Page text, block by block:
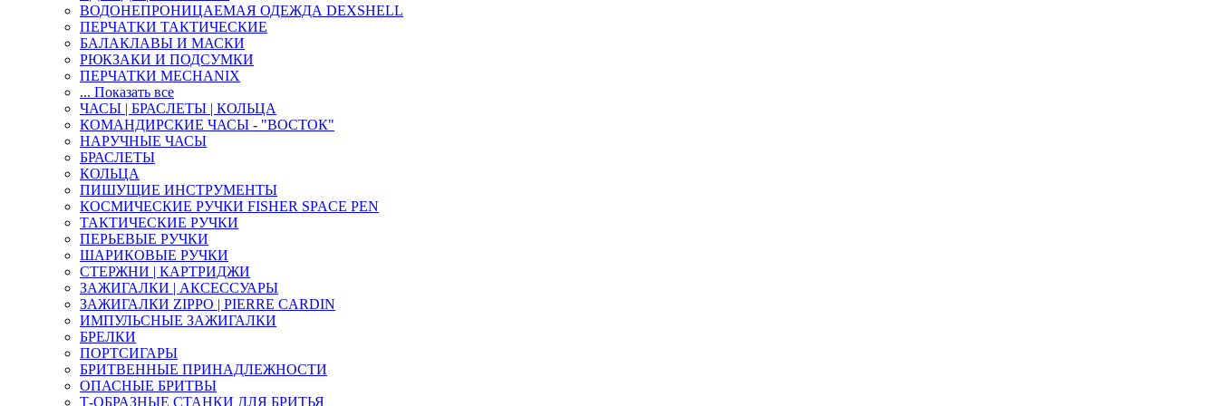
ВОДОНЕПРОНИЦАЕМАЯ ОДЕЖДА DEXSHELL
ПЕРЧАТКИ ТАКТИЧЕСКИЕ
БАЛАКЛАВЫ И МАСКИ
РЮКЗАКИ И ПОДСУМКИ
ПЕРЧАТКИ MECHANIX
... Показать все
ЧАСЫ | БРАСЛЕТЫ | КОЛЬЦА
КОМАНДИРСКИЕ ЧАСЫ - "ВОСТОК"
НАРУЧНЫЕ ЧАСЫ
БРАСЛЕТЫ
КОЛЬЦА
ПИШУЩИЕ ИНСТРУМЕНТЫ
КОСМИЧЕСКИЕ РУЧКИ FISHER SPACE PEN
ТАКТИЧЕСКИЕ РУЧКИ
ПЕРЬЕВЫЕ РУЧКИ
ШАРИКОВЫЕ РУЧКИ
СТЕРЖНИ | КАРТРИДЖИ
ЗАЖИГАЛКИ | АКСЕССУАРЫ
ЗАЖИГАЛКИ ZIPPO | PIERRE CARDIN
ИМПУЛЬСНЫЕ ЗАЖИГАЛКИ
БРЕЛКИ
ПОРТСИГАРЫ
БРИТВЕННЫЕ ПРИНАДЛЕЖНОСТИ
ОПАСНЫЕ БРИТВЫ
Т-ОБРАЗНЫЕ СТАНКИ ДЛЯ БРИТЬЯ